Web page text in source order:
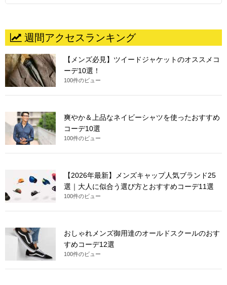
週間アクセスランキング
【メンズ必見】ツイードジャケットのオススメコ
ーデ10選！
100件のビュー
爽やか＆上品なネイビーシャツを使ったおすすめ
コーデ10選
100件のビュー
【2026年最新】メンズキャップ人気ブランド25
選｜大人に似合う選び方とおすすめコーデ11選
100件のビュー
おしゃれメンズ御用達のオールドスクールのおす
すめコーデ12選
100件のビュー